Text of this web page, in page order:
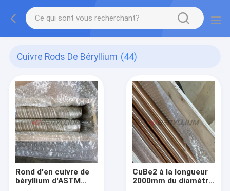
Cuivre Rods De Béryllium (44)
Rond d'en cuivre de
béryllium d'ASTM
CuBe2 à la longueur
2000mm du diamètre